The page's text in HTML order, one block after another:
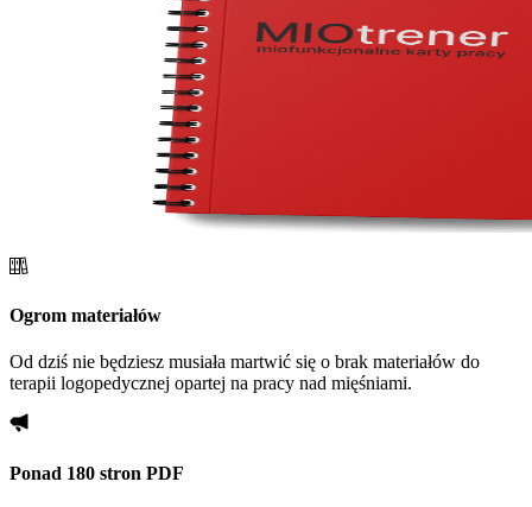
Ogrom materiałów
Od dziś nie będziesz musiała martwić się o brak materiałów do
terapii logopedycznej opartej na pracy nad mięśniami.
Ponad 180 stron PDF